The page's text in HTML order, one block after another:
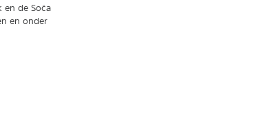
en de Soča
en onder